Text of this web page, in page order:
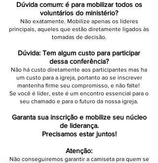
Dúvida comum: é para mobilizar todos os
voluntários do ministério?
Não exatamente. Mobilize apenas os líderes
principais, aqueles que estão diretamente ligados às
tomadas de decisão.
Dúvida: Tem algum custo para participar
dessa conferência?
Não há custo diretamente aos participantes mas ha
um custo para a igreja, portanto ao se inscrever
mantenha firme seu compromisso, e não falte!
Se você é líder, este é um encontro essencial para o
seu chamado e para o futuro da nossa igreja.
Garanta sua inscrição e mobilize seu núcleo
de liderança.
Precisamos estar juntos!
Atenção:
Não conseguiremos garantir a camiseta pra quem se